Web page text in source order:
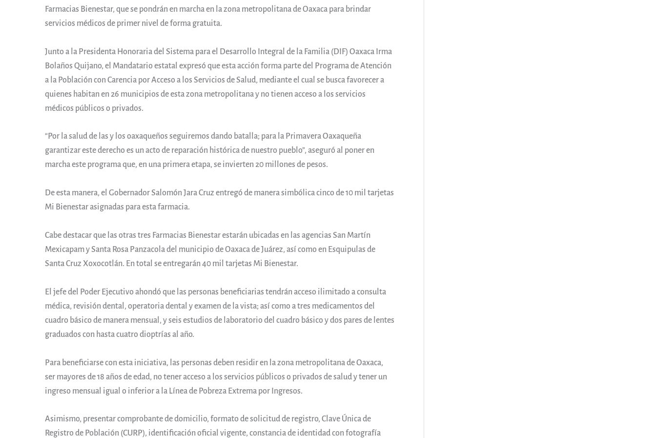
Farmacias Bienestar, que se pondrán en marcha en la zona metropolitana de Oaxaca para brindar
servicios médicos de primer nivel de forma gratuita.
Junto a la Presidenta Honoraria del Sistema para el Desarrollo Integral de la Familia (DIF) Oaxaca Irma
Bolaños Quijano, el Mandatario estatal expresó que esta acción forma parte del Programa de Atención
a la Población con Carencia por Acceso a los Servicios de Salud, mediante el cual se busca favorecer a
quienes habitan en 26 municipios de esta zona metropolitana y no tienen acceso a los servicios
médicos públicos o privados.
“Por la salud de las y los oaxaqueños seguiremos dando batalla; para la Primavera Oaxaqueña
garantizar este derecho es un acto de reparación histórica de nuestro pueblo”, aseguró al poner en
marcha este programa que, en una primera etapa, se invierten 20 millones de pesos.
De esta manera, el Gobernador Salomón Jara Cruz entregó de manera simbólica cinco de 10 mil tarjetas
Mi Bienestar asignadas para esta farmacia.
Cabe destacar que las otras tres Farmacias Bienestar estarán ubicadas en las agencias San Martín
Mexicapam y Santa Rosa Panzacola del municipio de Oaxaca de Juárez, así como en Esquipulas de
Santa Cruz Xoxocotlán. En total se entregarán 40 mil tarjetas Mi Bienestar.
El jefe del Poder Ejecutivo ahondó que las personas beneficiarias tendrán acceso ilimitado a consulta
médica, revisión dental, operatoria dental y examen de la vista; así como a tres medicamentos del
cuadro básico de manera mensual, y seis estudios de laboratorio del cuadro básico y dos pares de lentes
graduados con hasta cuatro dioptrías al año.
Para beneficiarse con esta iniciativa, las personas deben residir en la zona metropolitana de Oaxaca,
ser mayores de 18 años de edad, no tener acceso a los servicios públicos o privados de salud y tener un
ingreso mensual igual o inferior a la Línea de Pobreza Extrema por Ingresos.
Asimismo, presentar comprobante de domicilio, formato de solicitud de registro, Clave Única de
Registro de Población (CURP), identificación oficial vigente, constancia de identidad con fotografía